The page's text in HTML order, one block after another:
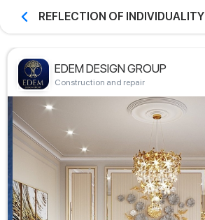
REFLECTION OF INDIVIDUALITY
EDEM DESIGN GROUP
Construction and repair